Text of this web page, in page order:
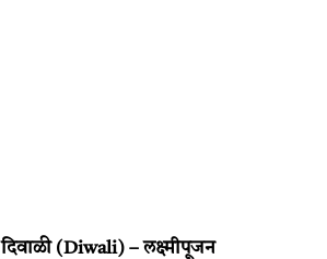
दिवाळी (Diwali) – लक्ष्मीपूजन